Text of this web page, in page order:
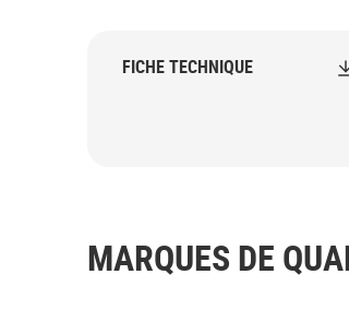
FICHE TECHNIQUE
MARQUES DE